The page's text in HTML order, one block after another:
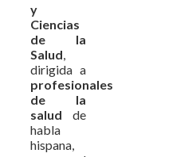
y
Ciencias
de la
Salud,
dirigida a
profesionales
de la
salud de
habla
hispana,